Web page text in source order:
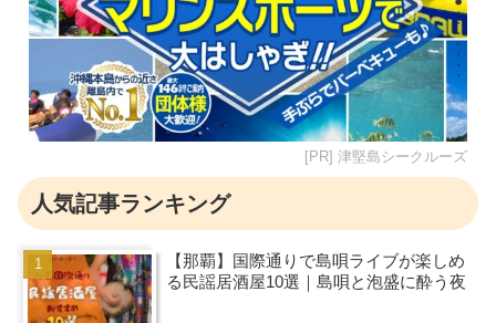
[PR] 津堅島シークルーズ
人気記事ランキング
【那覇】国際通りで島唄ライブが楽しめ
る民謡居酒屋10選｜島唄と泡盛に酔う夜